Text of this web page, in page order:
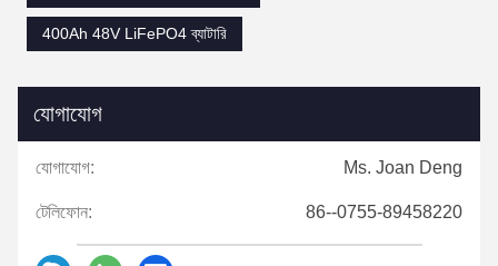
400Ah 48V LiFePO4 ব্যাটারি
যোগাযোগ
যোগাযোগ: Ms. Joan Deng
টেলিফোন: 86--0755-89458220